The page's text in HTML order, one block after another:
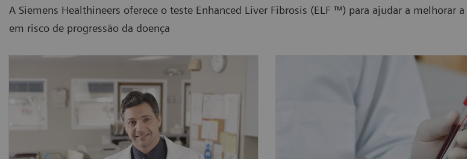
A Siemens Healthineers oferece o teste Enhanced Liver Fibrosis (ELF ™) para ajudar a melhorar
em risco de progressão da doença